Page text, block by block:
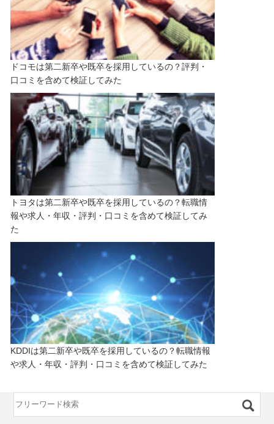
ドコモは第二新卒や既卒を採用しているの？評判・
口コミを含めて検証してみた
トヨタは第二新卒や既卒を採用しているの？転職情
報や求人・年収・評判・口コミを含めて検証してみ
た
KDDIは第二新卒や既卒を採用しているの？転職情報
や求人・年収・評判・口コミを含めて検証してみた